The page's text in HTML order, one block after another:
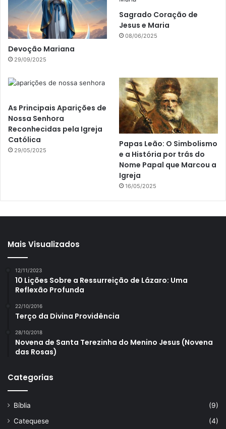
Devoção Mariana
29/09/2025
Sagrado Coração de
Jesus e Maria
08/06/2025
As Principais Aparições de
Nossa Senhora
Reconhecidas pela Igreja
Católica
29/05/2025
Papas Leão: O Simbolismo
e a História por trás do
Nome Papal que Marcou a
Igreja
16/05/2025
Mais Visualizados
12/11/2023
10 Lições Sobre a Ressurreição de Lázaro: Uma
Reflexão Profunda
22/10/2016
Terço da Divina Providência
28/10/2018
Novena de Santa Terezinha do Menino Jesus (Novena
das Rosas)
Categorias
Bíblia
(9)
Catequese
(4)